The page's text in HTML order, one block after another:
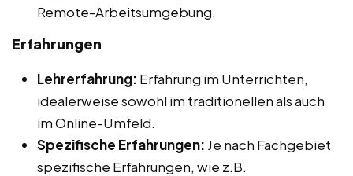
Remote-Arbeitsumgebung.
Erfahrungen
Lehrerfahrung: Erfahrung im Unterrichten,
idealerweise sowohl im traditionellen als auch
im Online-Umfeld.
Spezifische Erfahrungen: Je nach Fachgebiet
spezifische Erfahrungen, wie z.B.